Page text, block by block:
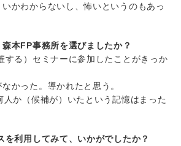
かわからないし、怖いというのもあっ
本FP事務所を選びましたか？
する）セミナーに参加したことがきっか
かった。導かれたと思う。
人か（候補が）いたという記憶はまった
を利用してみて、いかがでしたか？